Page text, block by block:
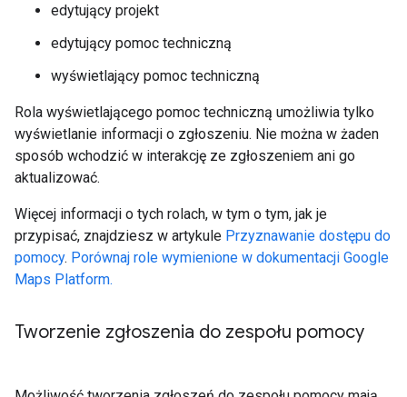
edytujący projekt
edytujący pomoc techniczną
wyświetlający pomoc techniczną
Rola wyświetlającego pomoc techniczną umożliwia tylko
wyświetlanie informacji o zgłoszeniu. Nie można w żaden
sposób wchodzić w interakcję ze zgłoszeniem ani go
aktualizować.
Więcej informacji o tych rolach, w tym o tym, jak je
przypisać, znajdziesz w artykule Przyznawanie dostępu do
pomocy. Porównaj role wymienione w dokumentacji Google
Maps Platform.
Tworzenie zgłoszenia do zespołu pomocy